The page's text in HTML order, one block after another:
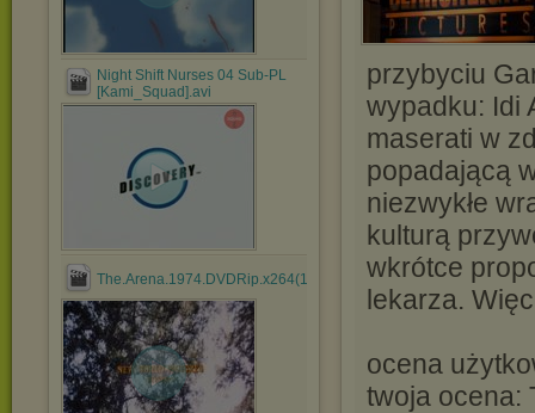
Night Shift Nurses 04 Sub-PL
[Kami_Squad].avi
The.Arena.1974.DVDRip.x264(1).mkv
przybyciu
wypadku: Idi
maserati w
popadającą
niezwykłe
kulturą
wkrótce
lekarza.
ocena
twoja ocena: